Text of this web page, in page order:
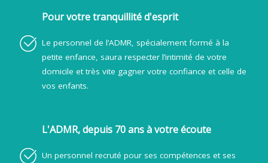
Pour votre tranquillité d'esprit
Le personnel de l’ADMR, spécialement formé à la
petite enfance, saura respecter l’intimité de votre
domicile et très vite gagner votre confiance et celle de
vos enfants.
L'ADMR, depuis 70 ans à votre écoute
Un personnel recruté pour ses compétences et ses